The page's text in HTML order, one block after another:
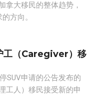
拿大移民的整体趋势，
方向。
工（Caregiver）移
SUV申请的公告发布的
工人）移民接受新的申